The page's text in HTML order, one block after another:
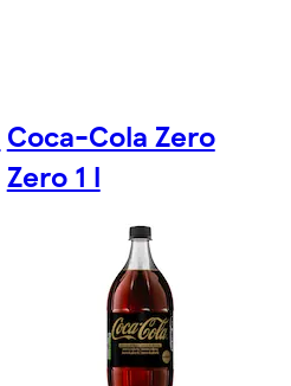
Coca-Cola Zero
Zero 1 l